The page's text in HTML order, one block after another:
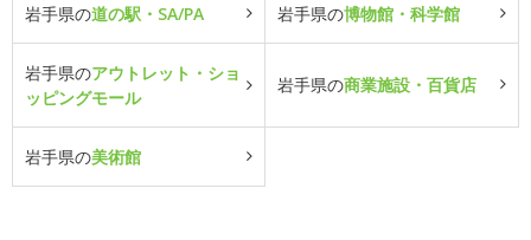
岩手県の道の駅・SA/PA 岩手県の博物館・科学館
岩手県のアウトレット・ショ
ッピングモール
岩手県の商業施設・百貨店
岩手県の美術館